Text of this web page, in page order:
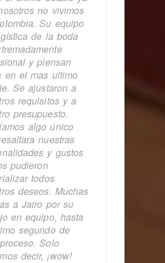
no vivimos
Su equipo
de la boda
y piensan
en el mas ultimo
Se ajustaron a
requisitos y a
presupuesto.
algo único
nuestras
y gustos
pudieron
todos
deseos. Muchas
a Jairo por su
en equipo, hasta
segundo de
Solo
decir, ¡wow!